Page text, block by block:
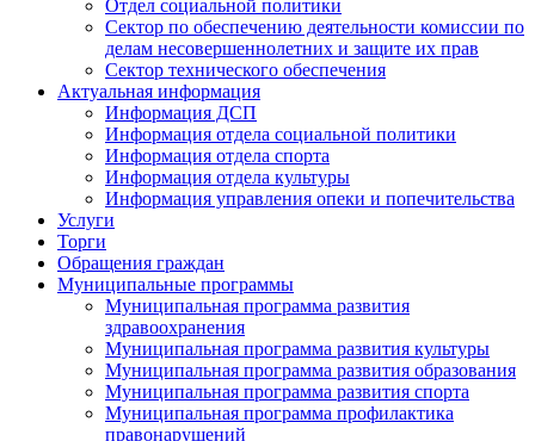
Отдел социальной политики
Сектор по обеспечению деятельности комиссии по
делам несовершеннолетних и защите их прав
Сектор технического обеспечения
Актуальная информация
Информация ДСП
Информация отдела социальной политики
Информация отдела спорта
Информация отдела культуры
Информация управления опеки и попечительства
Услуги
Торги
Обращения граждан
Муниципальные программы
Муниципальная программа развития
здравоохранения
Муниципальная программа развития культуры
Муниципальная программа развития образования
Муниципальная программа развития спорта
Муниципальная программа профилактика
правонарушений